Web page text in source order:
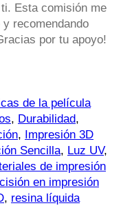
Esta comisión me
recomendando
por tu apoyo!
de la película
, Durabilidad,
, Impresión 3D
Sencilla, Luz UV,
de impresión
en impresión
, resina líquida